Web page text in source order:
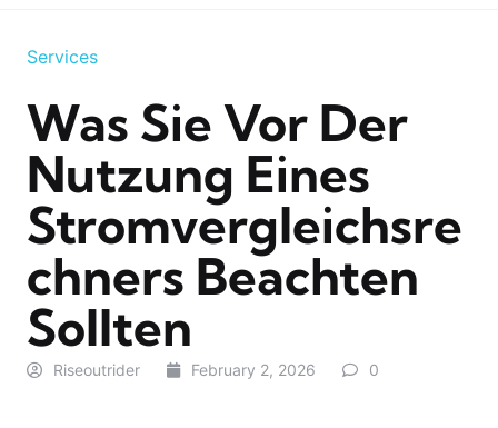
Services
Was Sie Vor Der
Nutzung Eines
Stromvergleichsre
Chners Beachten
Sollten
Riseoutrider February 2, 2026 0